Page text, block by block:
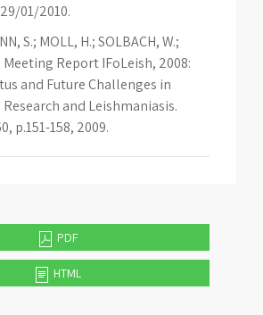
01/2010.
S.; MOLL, H.; SOLBACH, W.;
Meeting Report IFoLeish, 2008:
and Future Challenges in
and Leishmaniasis.
p.151-158, 2009.
PDF
HTML